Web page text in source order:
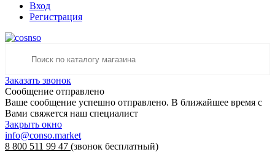
Вход
Регистрация
Заказать звонок
Сообщение отправлено
Ваше сообщение успешно отправлено. В ближайшее время с
Вами свяжется наш специалист
Закрыть окно
info@conso.market
8 800 511 99 47 (звонок бесплатный)